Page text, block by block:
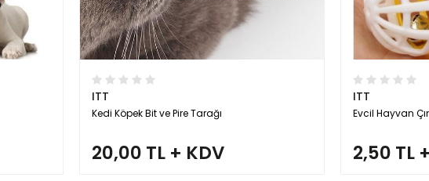
ITT
Kedi Köpek Bit ve Pire Tarağı
20,00 TL + KDV
ITT
Evcil Hayvan
2,50 TL